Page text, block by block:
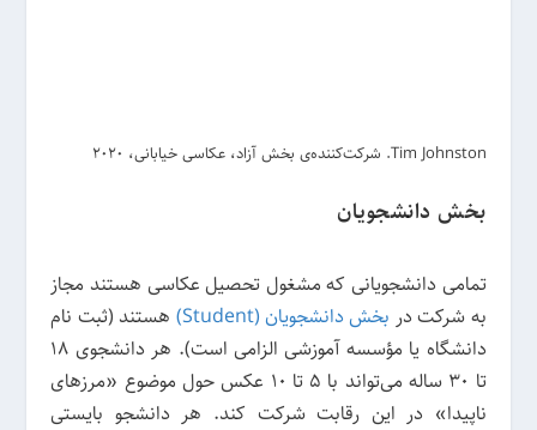
Tim Johnston. شرکت‌کننده‌ی بخش آزاد، عکاسی خیابانی، 2020
بخش دانشجویان
تمامی دانشجویانی که مشغول تحصیل عکاسی هستند مجاز
به شرکت در بخش دانشجویان (Student)
هستند (ثبت نام
دانشگاه یا مؤسسه آموزشی الزامی است). هر دانشجوی 18
تا 30 ساله می‌تواند با 5 تا 10 عکس حول موضوع «مرزهای
ناپیدا» در این رقابت شرکت کند. هر دانشجو بایستی